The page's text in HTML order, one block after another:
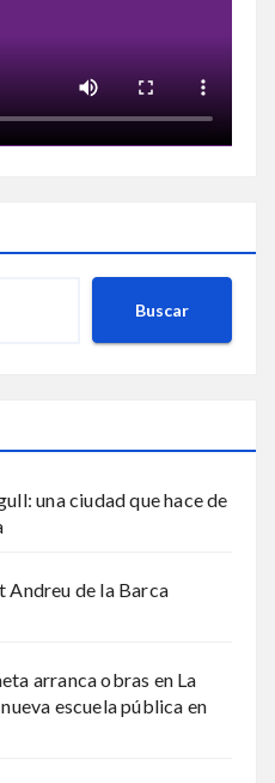
Buscar
una ciudad que hace de
Andreu de la Barca
arranca obras en La
escuela pública en